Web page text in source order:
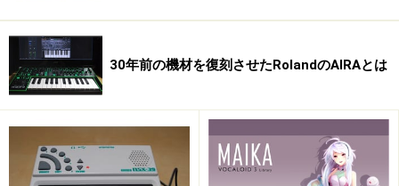
30年前の機材を復刻させたRolandのAIRAとは